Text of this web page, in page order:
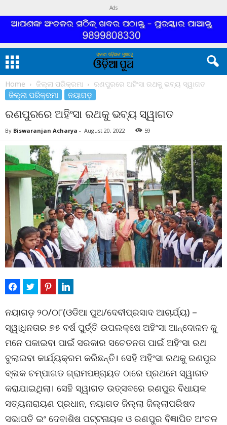
Ads
Home ଜିଲ୍ଲା ପରିକ୍ରମା ରଣପୁରରେ ଅହିଂସା ରଥକୁ ଭବ୍ୟ ସ୍ୱାଗତ
ଜିଲ୍ଲା ପରିକ୍ରମା ନୟାଗଡ଼
ରଣପୁରରେ ଅହିଂସା ରଥକୁ ଭବ୍ୟ ସ୍ୱାଗତ
By Biswaranjan Acharya - August 20, 2022 59
ନୟାଗଡ଼ ୨୦/୦୮(ଓଡିଆ ପୁଅ/ଦେବୀପ୍ରସାଦ ଆଚାର୍ଯ୍ୟ) –
ସ୍ୱାଧିନତାର ୭୫ ବର୍ଷ ପୁର୍ତ୍ତି ଉପଲକ୍ଷେ ଅହିଂସା ଆନ୍ଦୋଳନ କୁ
ମନେ ପକାଇବା ପାଇଁ ସରକାର ସଚେତନତା ପାଇଁ ଅହିଂସା ରଥ
ବୁଲାଇବା କାର୍ଯ୍ୟକ୍ରମ କରିଛନ୍ତି। ସେହି ଅହିଂସା ରଥକୁ ରଣପୁର
ବ୍ଲକ ଚମ୍ପାଗଡ ଗ୍ରାମପଞ୍ଚାୟତ ଠାରେ ପ୍ରଥମେ ସ୍ୱାଗତ
କରାଯାଇଥିଲା। ସେହି ସ୍ୱାଗତ ଉତ୍ସବରେ ରଣପୁର ବିଧାୟକ
ସତ୍ୟନାରାୟଣ ପ୍ରଧାନ, ନୟାଗଡ ଜିଲ୍ଲା ଜିଲ୍ଲାପରିଷଦ
ସଭାପତି ଇଂ ଦେବାଶିଷ ପଟ୍ଟନାୟକ ଓ ରଣପୁର ବିଜ୍ଞାପିତ ଅଂଚଳ